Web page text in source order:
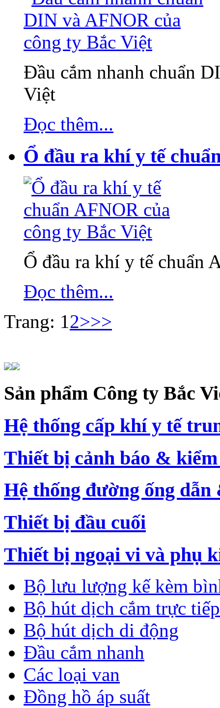
Đầu cắm nhanh chuẩn
Việt
Đọc thêm...
Ổ đầu ra khí y tế
Ổ đầu ra khí y tế chuẩn
Đọc thêm...
Trang: 12>>>
Sản phẩm Công ty Bắc
Hệ thống cấp khí y tế
Thiết bị cảnh báo &
Hệ thống đường ống
Thiết bị đầu cuối
Thiết bị ngoại vi và phụ
Bộ lưu lượng kế kèm
Bộ hút dịch cắm trực tiếp
Bộ hút dịch di động
Đầu cắm nhanh
Các loại van
Đồng hồ áp suất